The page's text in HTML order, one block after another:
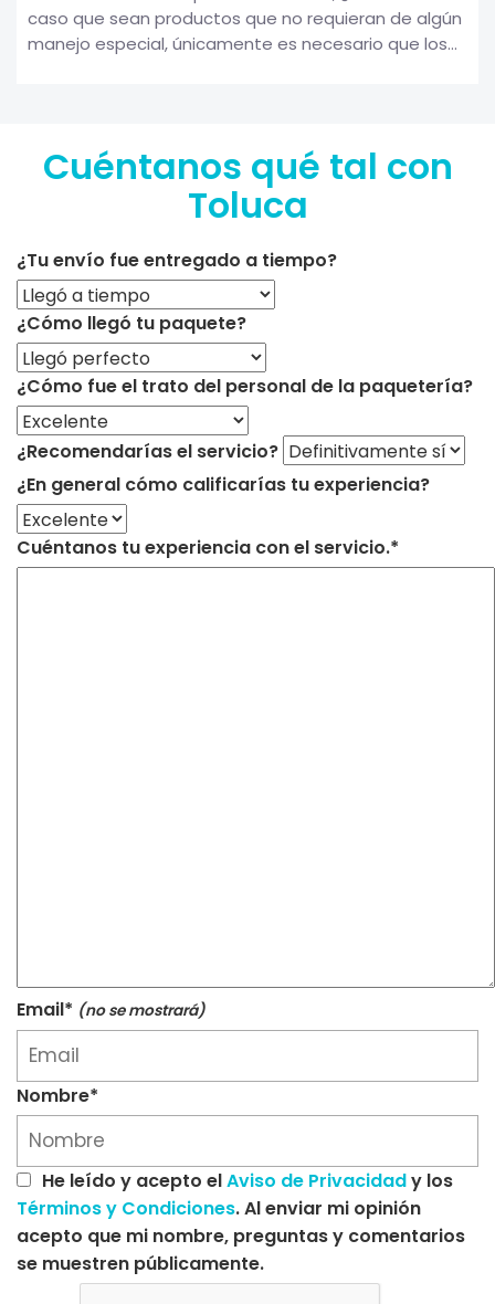
caso que sean productos que no requieran de algún
manejo especial, únicamente es necesario que los...
Cuéntanos qué tal con
Toluca
¿Tu envío fue entregado a tiempo?
¿Cómo llegó tu paquete?
¿Cómo fue el trato del personal de la paquetería?
¿Recomendarías el servicio?
¿En general cómo calificarías tu experiencia?
Cuéntanos tu experiencia con el servicio.*
Email* (no se mostrará)
Nombre*
He leído y acepto elAviso de Privacidady los
Términos y Condiciones. Al enviar mi opinión
acepto que mi nombre, preguntas y comentarios
se muestren públicamente.